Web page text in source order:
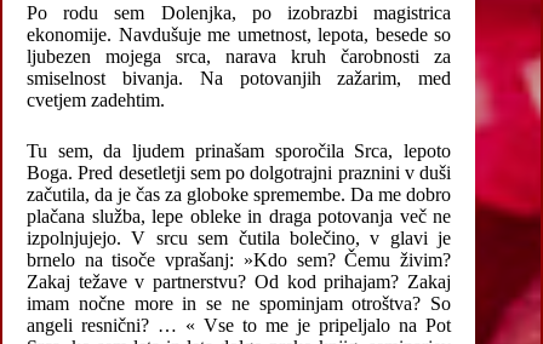
Po rodu sem Dolenjka, po izobrazbi magistrica
ekonomije. Navdušuje me umetnost, lepota, besede so
ljubezen mojega srca, narava kruh čarobnosti za
smiselnost bivanja. Na potovanjih zažarim, med
cvetjem zadehtim.
Tu sem, da ljudem prinašam sporočila Srca, lepoto
Boga. Pred desetletji sem po dolgotrajni praznini v duši
začutila, da je čas za globoke spremembe. Da me dobro
plačana služba, lepe obleke in draga potovanja več ne
izpolnjujejo. V srcu sem čutila bolečino, v glavi je
brnelo na tisoče vprašanj: »Kdo sem? Čemu živim?
Zakaj težave v partnerstvu? Od kod prihajam? Zakaj
imam nočne more in se ne spominjam otroštva? So
angeli resnični? … « Vse to me je pripeljalo na Pot